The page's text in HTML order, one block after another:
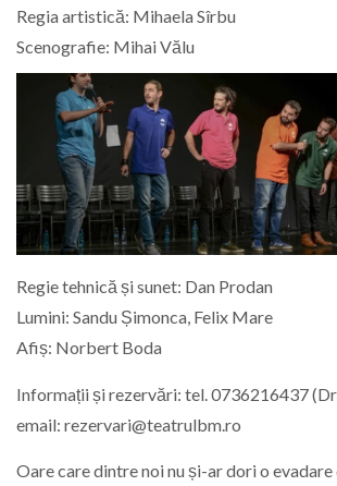
Regia artistică: Mihaela Sîrbu
Scenografie: Mihai Vălu
Regie tehnică și sunet: Dan Prodan
Lumini: Sandu Șimonca, Felix Mare
Afiș: Norbert Boda
Informații și rezervări: tel. 0736216437
email: rezervari@teatrulbm.ro
Oare care dintre noi nu și-ar dori o